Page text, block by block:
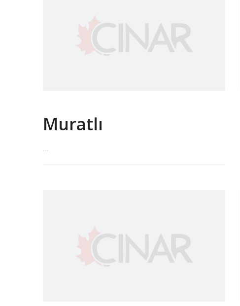
Muratlı
...